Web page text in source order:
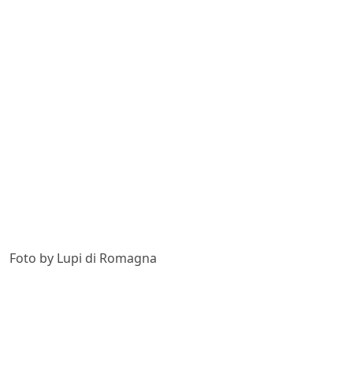
Foto by Lupi di Romagna